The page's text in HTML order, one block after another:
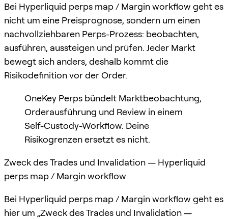
Bei Hyperliquid perps map / Margin workflow geht es
nicht um eine Preisprognose, sondern um einen
nachvollziehbaren Perps-Prozess: beobachten,
ausführen, aussteigen und prüfen. Jeder Markt
bewegt sich anders, deshalb kommt die
Risikodefinition vor der Order.
OneKey Perps bündelt Marktbeobachtung,
Orderausführung und Review in einem
Self-Custody-Workflow. Deine
Risikogrenzen ersetzt es nicht.
Zweck des Trades und Invalidation — Hyperliquid
perps map / Margin workflow
Bei Hyperliquid perps map / Margin workflow geht es
hier um „Zweck des Trades und Invalidation —